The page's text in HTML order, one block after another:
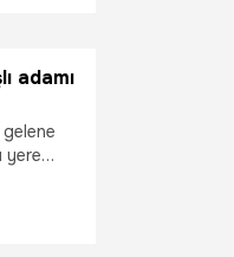
adamı
yere